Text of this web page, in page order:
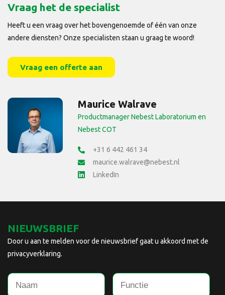
Vraag het de specialist
Heeft u een vraag over het bovengenoemde of één van onze
andere diensten? Onze specialisten staan u graag te woord!
Vraag een offerte aan
Maurice Walrave
Productmanager Nebest Laboratorium en
Nebest COT
+31 6 442 461 34
maurice.walrave@nebest.nl
LinkedIn
NIEUWSBRIEF
Door u aan te melden voor de nieuwsbrief gaat u akkoord met de
privacyverklaring.